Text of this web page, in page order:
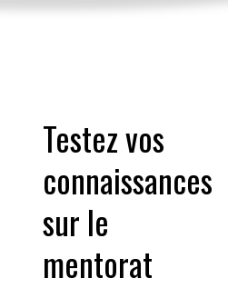
Testez vos
connaissances
sur le
mentorat